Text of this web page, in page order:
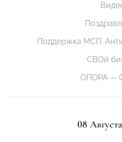
Поддержка МСП.
СВОй
ОПОРА —
08